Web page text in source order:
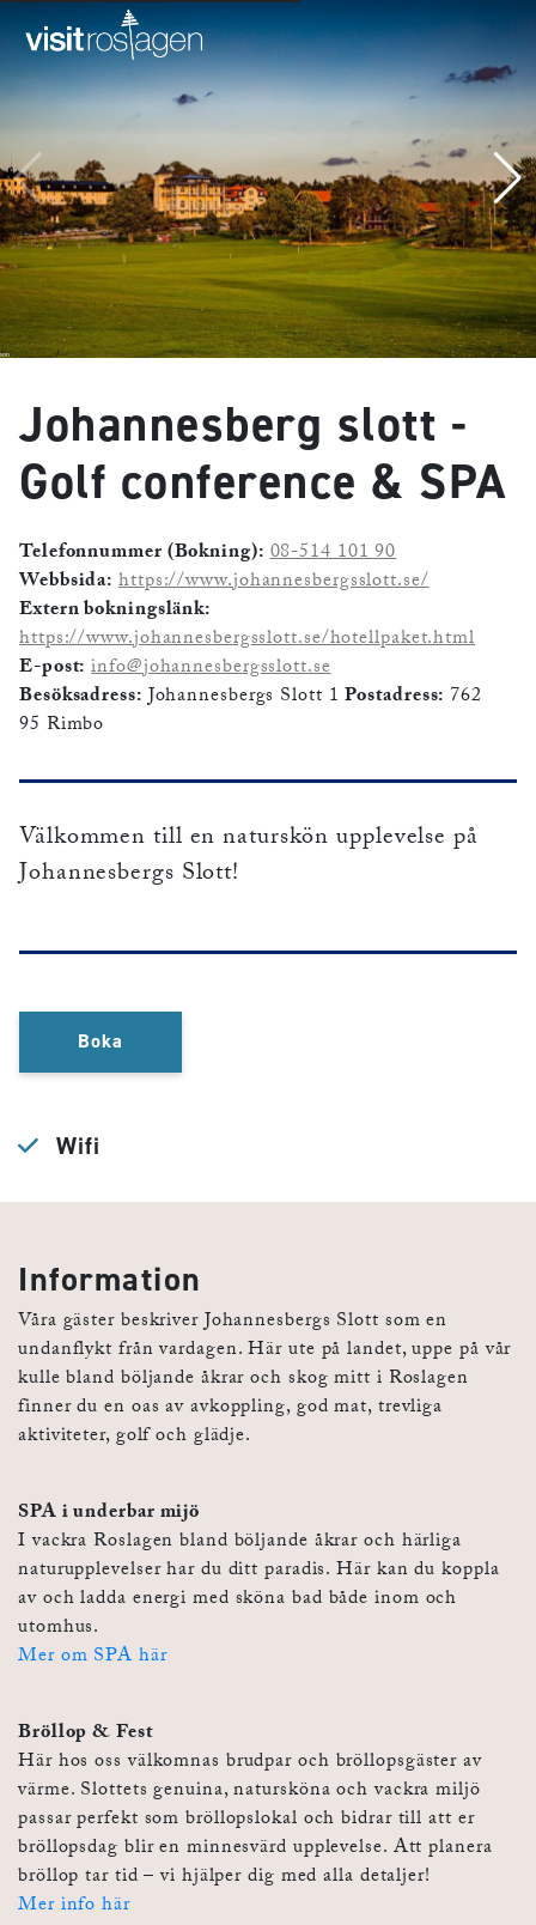
Johannesberg slott -
Golf conference & SPA
Telefonnummer (Bokning): 08-514 101 90
Webbsida: https://www.johannesbergsslott.se/
Extern bokningslänk:
https://www.johannesbergsslott.se/hotellpaket.html
E-post: info@johannesbergsslott.se
Besöksadress:Johannesbergs Slott 1Postadress: 762
95 Rimbo
Välkommen till en naturskön upplevelse på
Johannesbergs Slott!
Boka
Wifi
Information
Våra gäster beskriver Johannesbergs Slott som en
undanflykt från vardagen. Här ute på landet, uppe på vår
kulle bland böljande åkrar och skog mitt i Roslagen
finner du en oas av avkoppling, god mat, trevliga
aktiviteter, golf och glädje.
SPA i underbar mijö
I vackra Roslagen bland böljande åkrar och härliga
naturupplevelser har du ditt paradis. Här kan du koppla
av och ladda energi med sköna bad både inom och
utomhus.
Mer om SPA här
Bröllop & Fest
Här hos oss välkomnas brudpar och bröllopsgäster av
värme. Slottets genuina, natursköna och vackra miljö
passar perfekt som bröllopslokal och bidrar till att er
bröllopsdag blir en minnesvärd upplevelse. Att planera
bröllop tar tid – vi hjälper dig med alla detaljer!
Mer info här